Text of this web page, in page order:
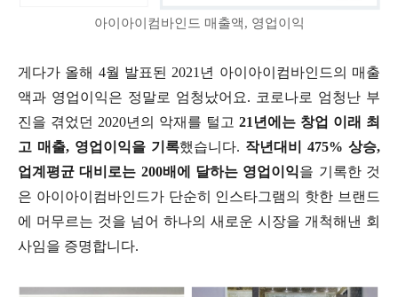
아이아이컴바인드 매출액, 영업이익
게다가 올해 4월 발표된 2021년 아이아이컴바인드의 매출
액과 영업이익은 정말로 엄청났어요. 코로나로 엄청난 부
진을 겪었던 2020년의 악재를 털고 21년에는 창업 이래 최
고 매출, 영업이익을 기록했습니다. 작년대비 475% 상승,
업계평균 대비로는 200배에 달하는 영업이익을 기록한 것
은 아이아이컴바인드가 단순히 인스타그램의 핫한 브랜드
에 머무르는 것을 넘어 하나의 새로운 시장을 개척해낸 회
사임을 증명합니다.